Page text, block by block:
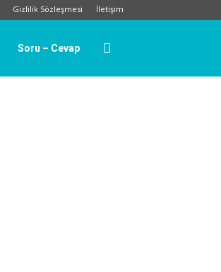
Gizlilik Sözleşmesi İletişim
Soru – Cevap